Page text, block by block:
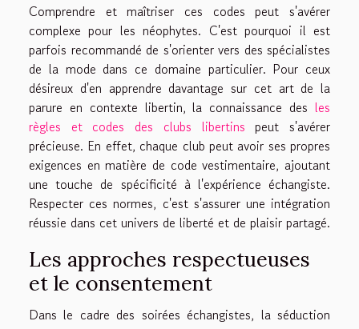
Comprendre et maîtriser ces codes peut s'avérer
complexe pour les néophytes. C'est pourquoi il est
parfois recommandé de s'orienter vers des spécialistes
de la mode dans ce domaine particulier. Pour ceux
désireux d'en apprendre davantage sur cet art de la
parure en contexte libertin, la connaissance des les
règles et codes des clubs libertins peut s'avérer
précieuse. En effet, chaque club peut avoir ses propres
exigences en matière de code vestimentaire, ajoutant
une touche de spécificité à l'expérience échangiste.
Respecter ces normes, c'est s'assurer une intégration
réussie dans cet univers de liberté et de plaisir partagé.
Les approches respectueuses
et le consentement
Dans le cadre des soirées échangistes, la séduction